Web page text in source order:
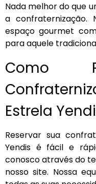
Nada melhor do que
a confraternização.
espaço gourmet
para aquele
Como
Estrela
Reservar sua
Yendis é fácil e
conosco através do
nosso site. Nossa